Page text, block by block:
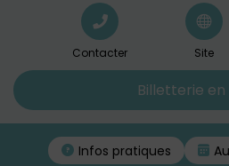
Contacter Site
Billetterie en
Infos pratiques